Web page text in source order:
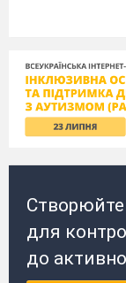
для
до